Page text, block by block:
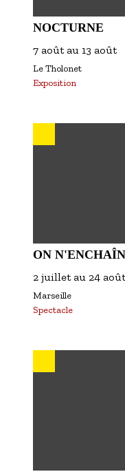
NOCTURNE
7 août au 13 août
Le Tholonet
Exposition
ON
2 juillet au 24 août
Marseille
Spectacle